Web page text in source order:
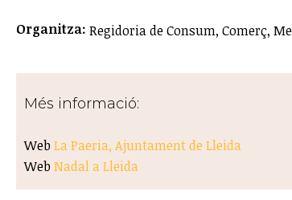
Organitza: Regidoria de Consum, Comerç,
Més informació:
Web La Paeria, Ajuntament de Lleida
Web Nadal a Lleida